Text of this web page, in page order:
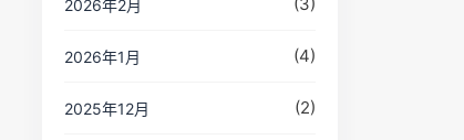
2026年2月
2026年1月 (4)
2025年12月 (2)